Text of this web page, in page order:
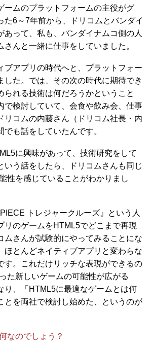
ムのプラットフォームの主役がグ
た6～7年前から、ドリコムとバンダイ
あって、私も、バンダイナムコ側の人
さんと一緒に仕事をしていました。
アプリの時代へと、プラットフォー
した。では、その次の時代に期待でき
られる技術は何だろうかということ
で検討していて、会食や飲み会、仕事
リコムの内藤さん（ドリコム社長・内
も話をしていたんです。
に興味があって、技術研究をして
いう話をしたら、ドリコムさんも同じ
性を感じていることがわかりまし
トレジャークルーズ』という人
リのゲームをHTML5でどこまで再現
ムさんが試験的にやってみることにな
ほとんどネイティブアプリと変わらな
す。これだけリッチな表現ができるの
た新しいゲームの可能性が広がる
り、「HTML5に最適なゲームとは何
とを両社で検討し始めた、というのが
のでしょう？